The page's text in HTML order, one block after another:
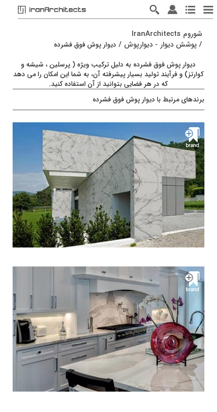
شوروم IranArchitects
/ پوشش دیوار - دیوارپوش / دیوار پوش فوق فشرده
دیوار پوش فوق فشرده به دلیل ترکیب ویژه ( پرسلین ، شیشه و
کوارتز) و فرآیند تولید بسیار پیشرفته آن، به شما این امکان را می دهد
که در هر فضایی بتوانید از آن استفاده کنید.
برندهای مرتبط با دیوار پوش فوق فشرده